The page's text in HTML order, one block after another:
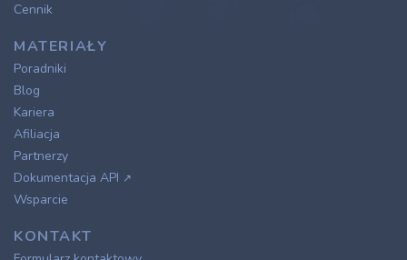
Cennik
MATERIAŁY
Poradniki
Blog
Kariera
Afiliacja
Partnerzy
Dokumentacja API ↗
Wsparcie
KONTAKT